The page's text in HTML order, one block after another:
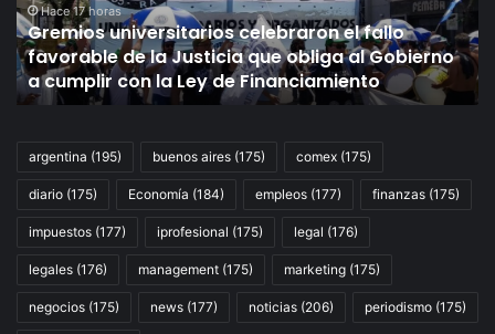
de
la
Justicia
que
obliga
Gobierno
cumplir
Ley
Financiamiento
Hace 17 horas
Gremios universitarios celebraron el fallo
favorable de la Justicia que obliga al Gobierno
a cumplir con la Ley de Financiamiento
de
argentina (195) buenos aires (175) comex (175)
diario (175) Economía (184) empleos (177) finanzas (175)
impuestos (177) iprofesional (175) legal (176)
legales (176) management (175) marketing (175)
negocios (175) news (177) noticias (206) periodismo (175)